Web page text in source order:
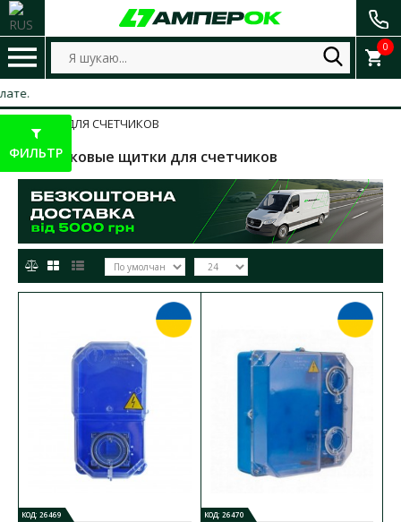
0
ЩИТЫ ДЛЯ СЧЕТЧИКОВ
Пластиковые щитки для счетчиков
КОД: 26469 КОД: 26470
ФИЛЬТР